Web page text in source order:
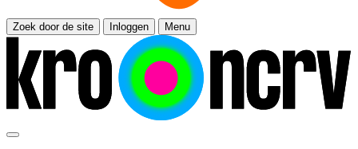
Zoek door de site Inloggen Menu